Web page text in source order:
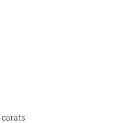
carats